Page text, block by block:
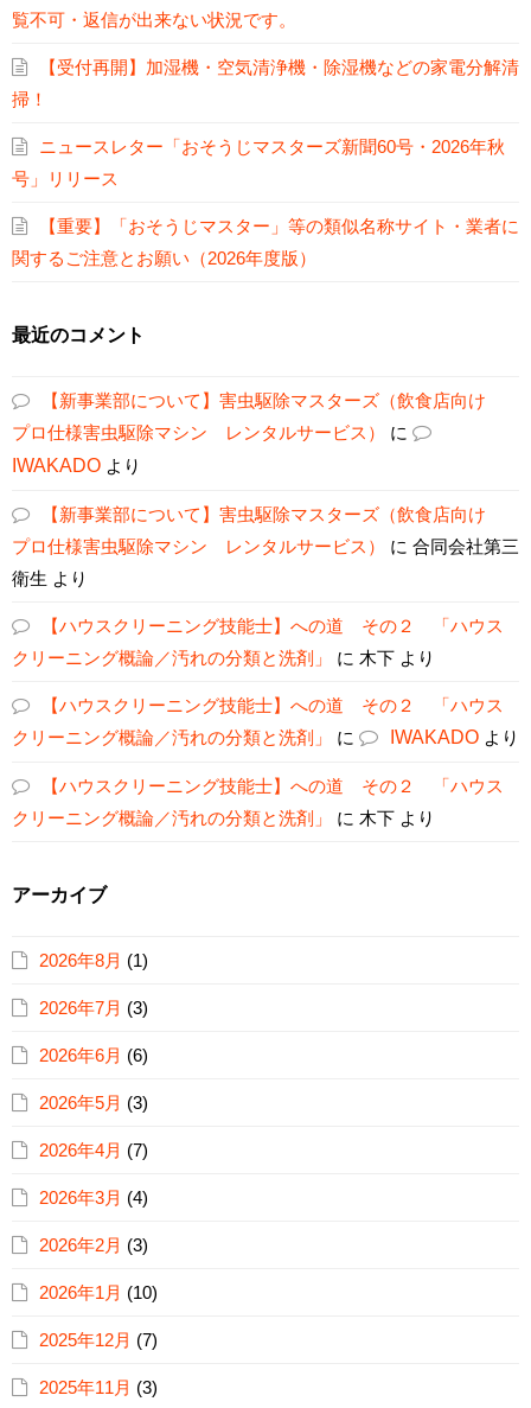
覧不可・返信が出来ない状況です。
【受付再開】加湿機・空気清浄機・除湿機などの家電分解清
掃！
ニュースレター「おそうじマスターズ新聞60号・2026年秋
号」リリース
【重要】「おそうじマスター」等の類似名称サイト・業者に
関するご注意とお願い（2026年度版）
最近のコメント
【新事業部について】害虫駆除マスターズ（飲食店向け
プロ仕様害虫駆除マシン レンタルサービス）
に
IWAKADO より
【新事業部について】害虫駆除マスターズ（飲食店向け
プロ仕様害虫駆除マシン レンタルサービス）
に 合同会社第三
衛生 より
【ハウスクリーニング技能士】への道 その２ 「ハウス
クリーニング概論／汚れの分類と洗剤」
に 木下 より
【ハウスクリーニング技能士】への道 その２ 「ハウス
クリーニング概論／汚れの分類と洗剤」
に IWAKADO より
【ハウスクリーニング技能士】への道 その２ 「ハウス
クリーニング概論／汚れの分類と洗剤」
に 木下 より
アーカイブ
2026年8月 (1)
2026年7月 (3)
2026年6月 (6)
2026年5月 (3)
2026年4月 (7)
2026年3月 (4)
2026年2月 (3)
2026年1月 (10)
2025年12月 (7)
2025年11月 (3)